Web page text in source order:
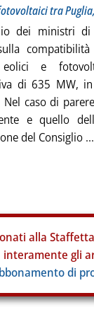
tra
dei ministri
e
di 635 MW,
Nel caso di
e quello
del Consiglio ...
alla
interamente gli
di